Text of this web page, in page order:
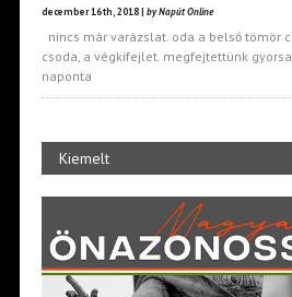
december 16th, 2018 | by Napút Online
nincs már varázslat. oda a belső tömör
csoda, a végkifejlet. megfejtettünk
naponta
Kiemelt